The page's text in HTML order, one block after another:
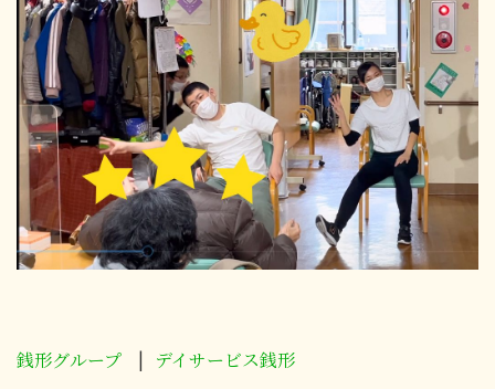
銭形グループ デイサービス銭形